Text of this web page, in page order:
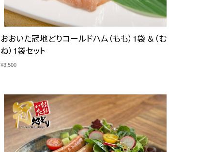
おおいた冠地どりコールドハム（もも）1袋 ＆（む
ね）1袋セット
¥3,500